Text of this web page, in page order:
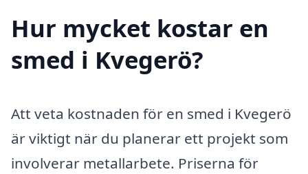
Hur mycket kostar en
smed i Kvegerö?
Att veta kostnaden för en smed i Kvegerö
är viktigt när du planerar ett projekt som
involverar metallarbete. Priserna för